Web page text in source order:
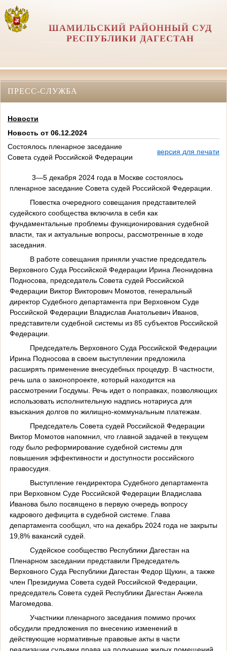
ШАМИЛЬСКИЙ РАЙОННЫЙ СУД
РЕСПУБЛИКИ ДАГЕСТАН
ПРЕСС-СЛУЖБА
Новости
Новость от 06.12.2024
Состоялось пленарное заседание
Совета судей Российской Федерации
версия для печати
3—5 декабря 2024 года в Москве состоялось
пленарное заседание Совета судей Российской Федерации.
Повестка очередного совещания представителей
судейского сообщества включила в себя как
фундаментальные проблемы функционирования судебной
власти, так и актуальные вопросы, рассмотренные в ходе
заседания.
В работе совещания приняли участие председатель
Верховного Суда Российской Федерации Ирина Леонидовна
Подносова, председатель Совета судей Российской
Федерации Виктор Викторович Момотов, генеральный
директор Судебного департамента при Верховном Суде
Российской Федерации Владислав Анатольевич Иванов,
представители судебной системы из 85 субъектов Российской
Федерации.
Председатель Верховного Суда Российской Федерации
Ирина Подносова в своем выступлении предложила
расширять применение внесудебных процедур. В частности,
речь шла о законопроекте, который находится на
рассмотрении Госдумы. Речь идет о поправках, позволяющих
использовать исполнительную надпись нотариуса для
взыскания долгов по жилищно-коммунальным платежам.
Председатель Совета судей Российской Федерации
Виктор Момотов напомнил, что главной задачей в текущем
году было реформирование судебной системы для
повышения эффективности и доступности российского
правосудия.
Выступление гендиректора Судебного департамента
при Верховном Суде Российской Федерации Владислава
Иванова было посвящено в первую очередь вопросу
кадрового дефицита в судебной системе. Глава
департамента сообщил, что на декабрь 2024 года не закрыты
19,8% вакансий судей.
Судейское сообщество Республики Дагестан на
Пленарном заседании представили Председатель
Верховного Суда Республики Дагестан Федор Щукин, а также
член Президиума Совета судей Российской Федерации,
председатель Совета судей Республики Дагестан Анжела
Магомедова.
Участники пленарного заседания помимо прочих
обсудили предложения по внесению изменений в
действующие нормативные правовые акты в части
реализации судьями права на получение жилых помещений